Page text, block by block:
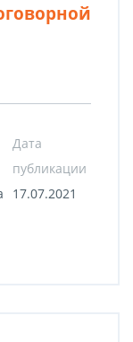
Дата
публикации
17.07.2021